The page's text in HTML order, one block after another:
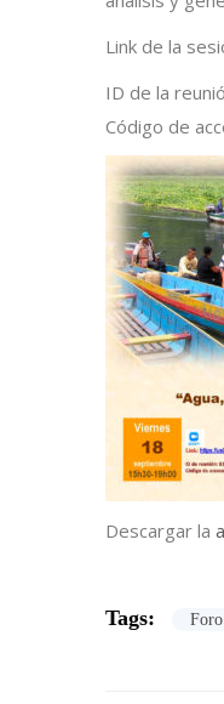
Link de la
ID de la
Código de
Descargar la
Tags: